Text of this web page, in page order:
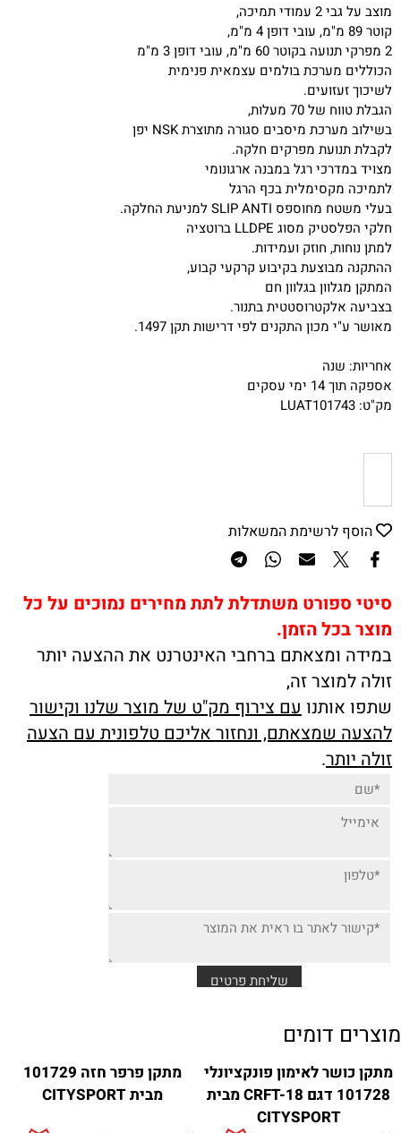
מוצב על גבי 2 עמודי תמיכה,
קוטר 89 מ"מ, עובי דופן 4 מ"מ,
2 מפרקי תנועה בקוטר 60 מ"מ, עובי דופן 3 מ"מ
הכוללים מערכת בולמים עצמאית פנימית
לשיכוך זעזועים.
הגבלת טווח של 70 מעלות,
בשילוב מערכת מיסבים סגורה מתוצרת NSK יפן
לקבלת תנועת מפרקים חלקה.
מצויד במדרכי רגל במבנה ארגונומי
לתמיכה מקסימלית בכף הרגל
בעלי משטח מחוספס SLIP ANTI למניעת החלקה.
חלקי הפלסטיק מסוג LLDPE ברוטציה
למתן נוחות, חוזק ועמידות.
ההתקנה מבוצעת בקיבוע קרקעי קבוע,
המתקן מגלוון בגלוון חם
בצביעה אלקטרוסטטית בתנור.
מאושר ע"י מכון התקנים לפי דרישות תקן 1497.
אחריות: שנה
אספקה תוך 14 ימי עסקים
מק"ט: LUAT101743
הוסף לרשימת המשאלות
סיטי ספורט משתדלת לתת מחירים נמוכים על כל
מוצר בכל הזמן.
במידה ומצאתם ברחבי האינטרנט את ההצעה יותר
זולה למוצר זה,
שתפו אותנו עם צירוף מק"ט של מוצר שלנו וקישור
להצעה שמצאתם, ונחזור אליכם טלפונית עם הצעה
זולה יותר.
מוצרים דומים
מתקן כושר לאימון פונקציונלי
101728 דגם CRFT-18 מבית
CITYSPORT
מתקן פרפר חזה 101729
מבית CITYSPORT